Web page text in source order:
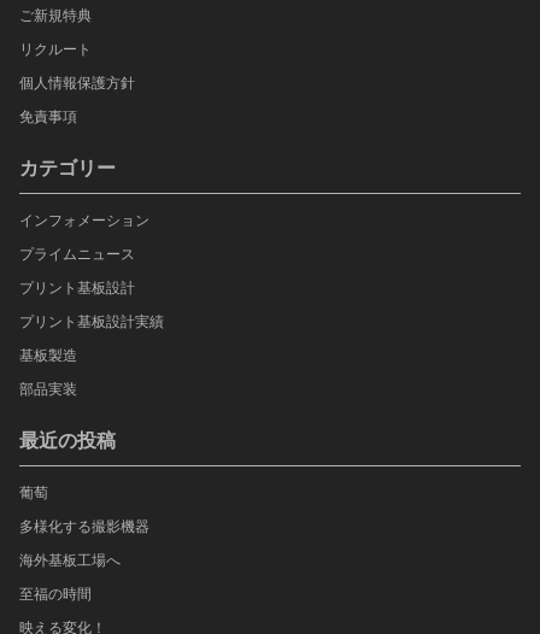
ご新規特典
リクルート
個人情報保護方針
免責事項
カテゴリー
インフォメーション
プライムニュース
プリント基板設計
プリント基板設計実績
基板製造
部品実装
最近の投稿
葡萄
多様化する撮影機器
海外基板工場へ
至福の時間
映える変化！